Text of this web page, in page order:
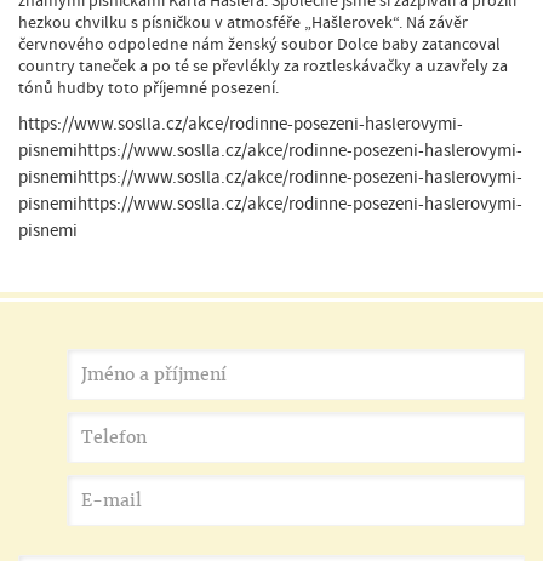
hezkou chvilku s písničkou v atmosféře „Hašlerovek“. Ná závěr
červnového odpoledne nám ženský soubor Dolce baby zatancoval
country taneček a po té se převlékly za roztleskávačky a uzavřely za
tónů hudby toto příjemné posezení.
https://www.soslla.cz/akce/rodinne-posezeni-haslerovymi-
pisnemihttps://www.soslla.cz/akce/rodinne-posezeni-haslerovymi-
pisnemihttps://www.soslla.cz/akce/rodinne-posezeni-haslerovymi-
pisnemihttps://www.soslla.cz/akce/rodinne-posezeni-haslerovymi-
pisnemi